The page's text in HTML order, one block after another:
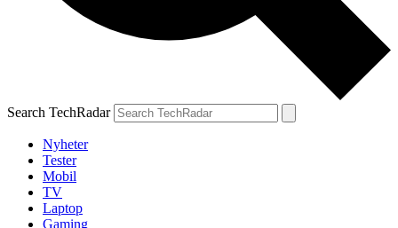
Search TechRadar
Nyheter
Tester
Mobil
TV
Laptop
Gaming